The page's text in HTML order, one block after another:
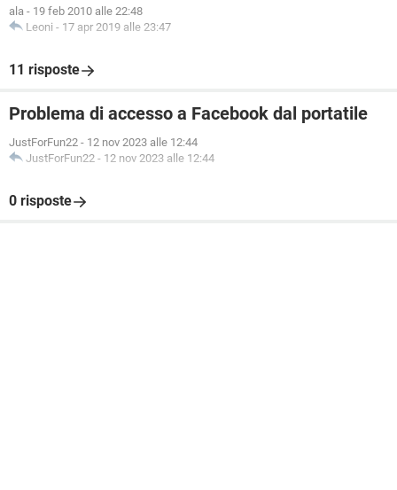
ala - 19 feb 2010 alle 22:48
Leoni - 17 apr 2019 alle 23:47
11 risposte
Problema di accesso a Facebook dal portatile
JustForFun22 - 12 nov 2023 alle 12:44
JustForFun22 - 12 nov 2023 alle 12:44
0 risposte